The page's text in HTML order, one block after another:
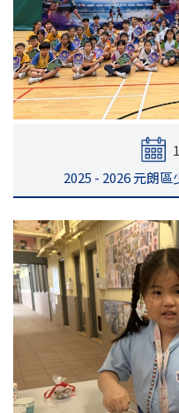
2025 - 2026 元朗